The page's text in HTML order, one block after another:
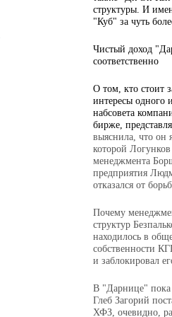
структуры. И
"Куб" за чуть
Чистый доход
соответственно
О том, кто стоит
интересы одного
набсовета
бирже,
выяснила, что он
которой
менеджмента
предприятия
отказался от
Почему
структур
находилось в
собственности
и заблокировал
В "Дарнице" пока
Глеб Загорий
ХФЗ, очевидно,